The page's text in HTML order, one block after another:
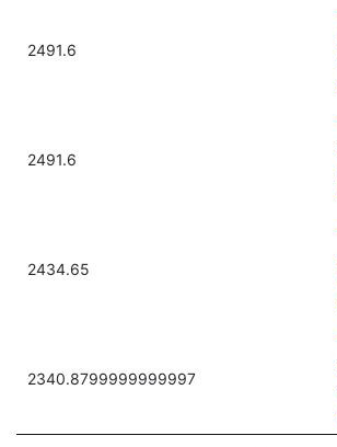
2491.6
2491.6
2434.65
2340.8799999999997